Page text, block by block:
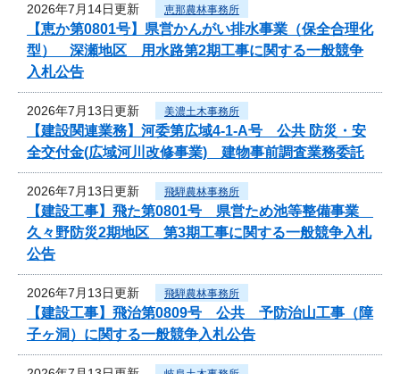
2026年7月14日更新 恵那農林事務所
【恵か第0801号】県営かんがい排水事業（保全合理化
型） 深瀬地区 用水路第2期工事に関する一般競争
入札公告
2026年7月13日更新 美濃土木事務所
【建設関連業務】河委第広域4-1-A号 公共 防災・安
全交付金(広域河川改修事業) 建物事前調査業務委託
2026年7月13日更新 飛騨農林事務所
【建設工事】飛た第0801号 県営ため池等整備事業
久々野防災2期地区 第3期工事に関する一般競争入札
公告
2026年7月13日更新 飛騨農林事務所
【建設工事】飛治第0809号 公共 予防治山工事（障
子ヶ洞）に関する一般競争入札公告